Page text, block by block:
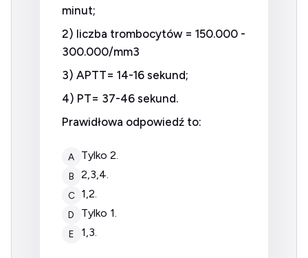
minut;
2) liczba trombocytów = 150.000 -
300.000/mm3
3) APTT= 14-16 sekund;
4) PT= 37-46 sekund.
Prawidłowa odpowiedź to:
A tylko 2.
B 2,3,4.
C 1,2.
D tylko 1.
E 1,3.